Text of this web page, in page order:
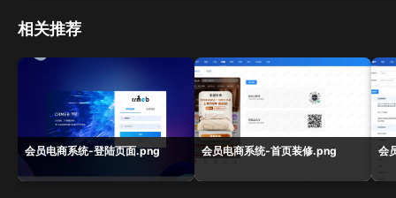
相关推荐
会员电商系统-登陆页面.png 会员电商系统-首页装修.png 会